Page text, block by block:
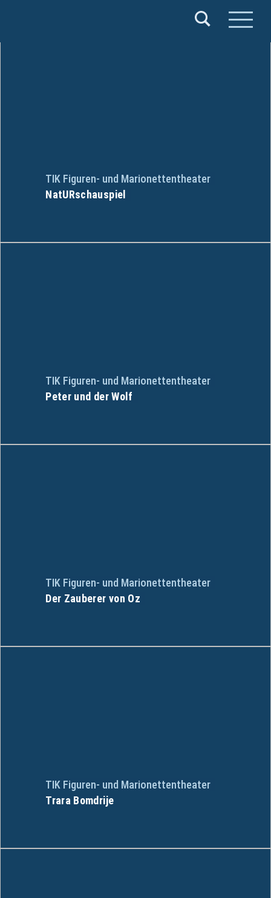
TIK Figuren- und Marionettentheater
NatURschauspiel
TIK Figuren- und Marionettentheater
Peter und der Wolf
TIK Figuren- und Marionettentheater
Der Zauberer von Oz
TIK Figuren- und Marionettentheater
Trara Bomdrije